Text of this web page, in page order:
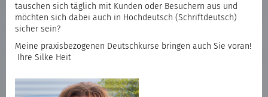
tauschen sich täglich mit Kunden oder Besuchern aus und
möchten sich dabei auch in Hochdeutsch (Schriftdeutsch)
sicher sein?
Meine praxisbezogenen Deutschkurse bringen auch Sie voran!
Ihre Silke Heit